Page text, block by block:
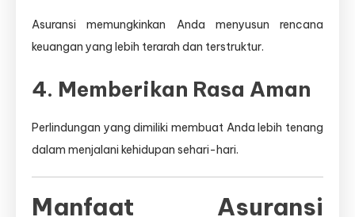
Asuransi memungkinkan Anda menyusun rencana
keuangan yang lebih terarah dan terstruktur.
4. Memberikan Rasa Aman
Perlindungan yang dimiliki membuat Anda lebih tenang
dalam menjalani kehidupan sehari-hari.
Manfaat Asuransi